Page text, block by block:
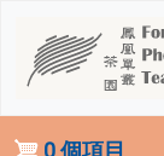
0 個項目